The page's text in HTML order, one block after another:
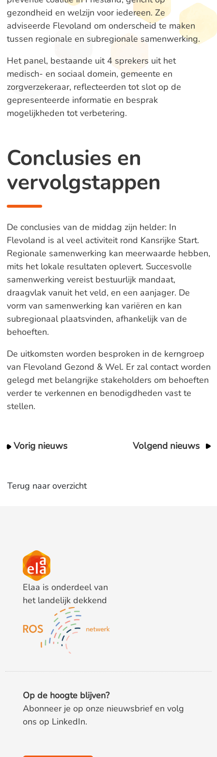
gezondheid en welzijn voor iedereen. Ze
adviseerde Flevoland om onderscheid te maken
tussen regionale en subregionale samenwerking.
Het panel, bestaande uit 4 sprekers uit het
medisch- en sociaal domein, gemeente en
zorgverzekeraar, reflecteerden tot slot op de
gepresenteerde informatie en besprak
mogelijkheden tot verbetering.
Conclusies en
vervolgstappen
De conclusies van de middag zijn helder: In
Flevoland is al veel activiteit rond Kansrijke Start.
Regionale samenwerking kan meerwaarde hebben,
mits het lokale resultaten oplevert. Succesvolle
samenwerking vereist bestuurlijk mandaat,
draagvlak vanuit het veld, en een aanjager. De
vorm van samenwerking kan variëren en kan
subregionaal plaatsvinden, afhankelijk van de
behoeften.
De uitkomsten worden besproken in de kerngroep
van Flevoland Gezond & Wel. Er zal contact worden
gelegd met belangrijke stakeholders om behoeften
verder te verkennen en benodigdheden vast te
stellen.
Vorig nieuws Volgend nieuws
Terug naar overzicht
Elaa is onderdeel van
het landelijk dekkend
Op de hoogte blijven?
Abonneer je op onze nieuwsbrief en volg
ons op LinkedIn.